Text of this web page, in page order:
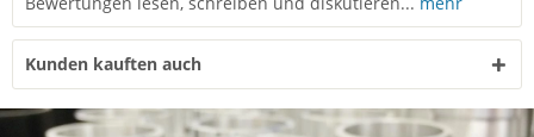
Kunden kauften auch